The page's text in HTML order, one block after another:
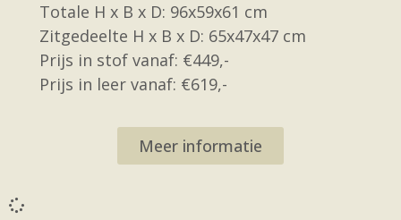
Totale H x B x D: 96x59x61 cm
Zitgedeelte H x B x D: 65x47x47 cm
Prijs in stof vanaf: €449,-
Prijs in leer vanaf: €619,-
Meer informatie